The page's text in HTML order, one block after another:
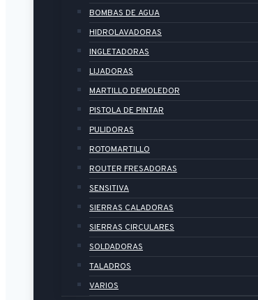
BOMBAS DE AGUA
HIDROLAVADORAS
INGLETADORAS
LIJADORAS
MARTILLO DEMOLEDOR
PISTOLA DE PINTAR
PULIDORAS
ROTOMARTILLO
ROUTER FRESADORAS
SENSITIVA
SIERRAS CALADORAS
SIERRAS CIRCULARES
SOLDADORAS
TALADROS
VARIOS